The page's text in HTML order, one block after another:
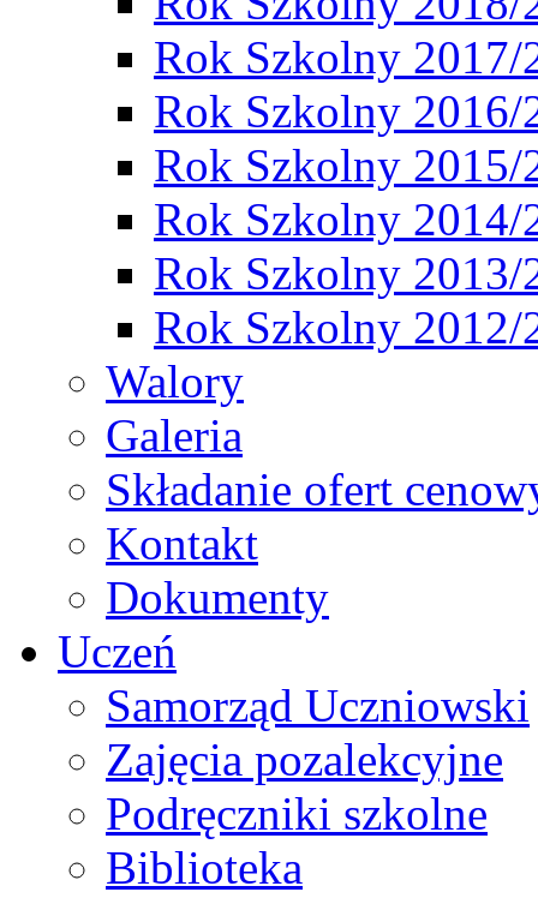
Rok Szkolny 2017/
Rok Szkolny 2016/
Rok Szkolny 2015/
Rok Szkolny 2014/
Rok Szkolny 2013/
Rok Szkolny 2012/
Walory
Galeria
Składanie ofert
Kontakt
Dokumenty
Uczeń
Samorząd Uczniowski
Zajęcia pozalekcyjne
Podręczniki szkolne
Biblioteka